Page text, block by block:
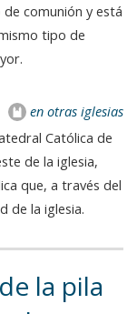
comunión y está
tipo de
en otras iglesias
Católica de
de la iglesia,
que, a través del
de la iglesia.
la pila